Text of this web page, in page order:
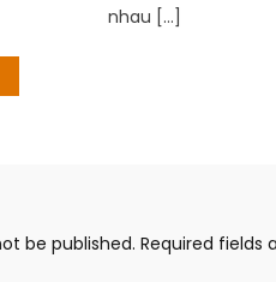
nhau […]
be published. Required fields